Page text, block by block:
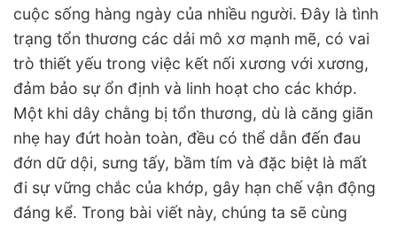
cuộc sống hàng ngày của nhiều người. Đây là tình
trạng tổn thương các dải mô xơ mạnh mẽ, có vai
trò thiết yếu trong việc kết nối xương với xương,
đảm bảo sự ổn định và linh hoạt cho các khớp.
Một khi dây chằng bị tổn thương, dù là căng giãn
nhẹ hay đứt hoàn toàn, đều có thể dẫn đến đau
đớn dữ dội, sưng tấy, bầm tím và đặc biệt là mất
đi sự vững chắc của khớp, gây hạn chế vận động
đáng kể. Trong bài viết này, chúng ta sẽ cùng